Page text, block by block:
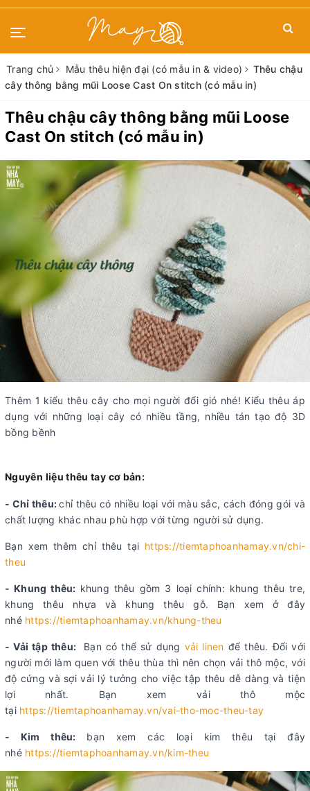
Trang chủ Mẫu thêu hiện đại (có mẫu in & video)
Thêu chậu
cây thông bằng mũi Loose Cast On stitch (có mẫu in)
Thêu chậu cây thông bằng mũi Loose
Cast On stitch (có mẫu in)
Thêm 1 kiểu thêu cây cho mọi người đổi gió nhé! Kiểu thêu áp
dụng với những loại cây có nhiều tầng, nhiều tán tạo độ 3D
bồng bềnh
Nguyên liệu thêu tay cơ bản:
- Chỉ thêu:chỉ thêu có nhiều loại với màu sắc, cách đóng gói và
chất lượng khác nhau phù hợp với từng người sử dụng.
Bạn xem thêm chỉ thêu tại https://tiemtaphoanhamay.vn/chi-
theu
- Khung thêu: khung thêu gồm 3 loại chính: khung thêu tre,
khung thêu nhựa và khung thêu gỗ. Bạn xem ở đây
nhé https://tiemtaphoanhamay.vn/khung-theu
- Vải tập thêu: Bạn có thể sử dụng vải linen để thêu. Đối với
người mới làm quen với thêu thùa thì nên chọn vải thô mộc, với
độ cứng và sợi vải lý tưởng cho việc tập thêu dễ dàng và tiện
lợi nhất. Bạn xem vải thô mộc
tại https://tiemtaphoanhamay.vn/vai-tho-moc-theu-tay
- Kim thêu: bạn xem các loại kim thêu tại đây
nhé https://tiemtaphoanhamay.vn/kim-theu